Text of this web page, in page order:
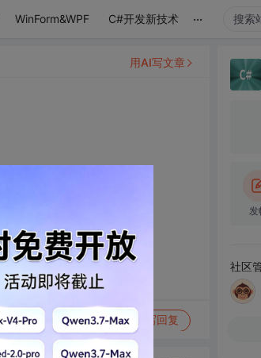
WinForm&WPF C#开发新技术 ...
写回复
用AI写文章
发
社区